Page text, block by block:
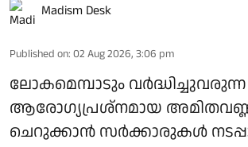
Madism Desk
Published on: 02 Aug 2026, 3:06 pm
ലോകമെമ്പാടും വര്‍ദ്ധിച്ചുവരുന്ന
ആരോഗ്യപ്രശ്‌നമായ
ചെറുക്കാന്‍ സര്‍ക്കാരുകള്‍